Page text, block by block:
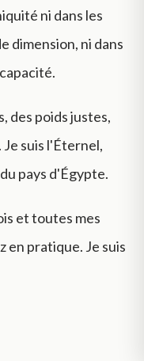
ni dans les
dimension, ni dans
des poids justes,
suis l'Éternel,
pays d'Égypte.
et toutes mes
en pratique. Je suis